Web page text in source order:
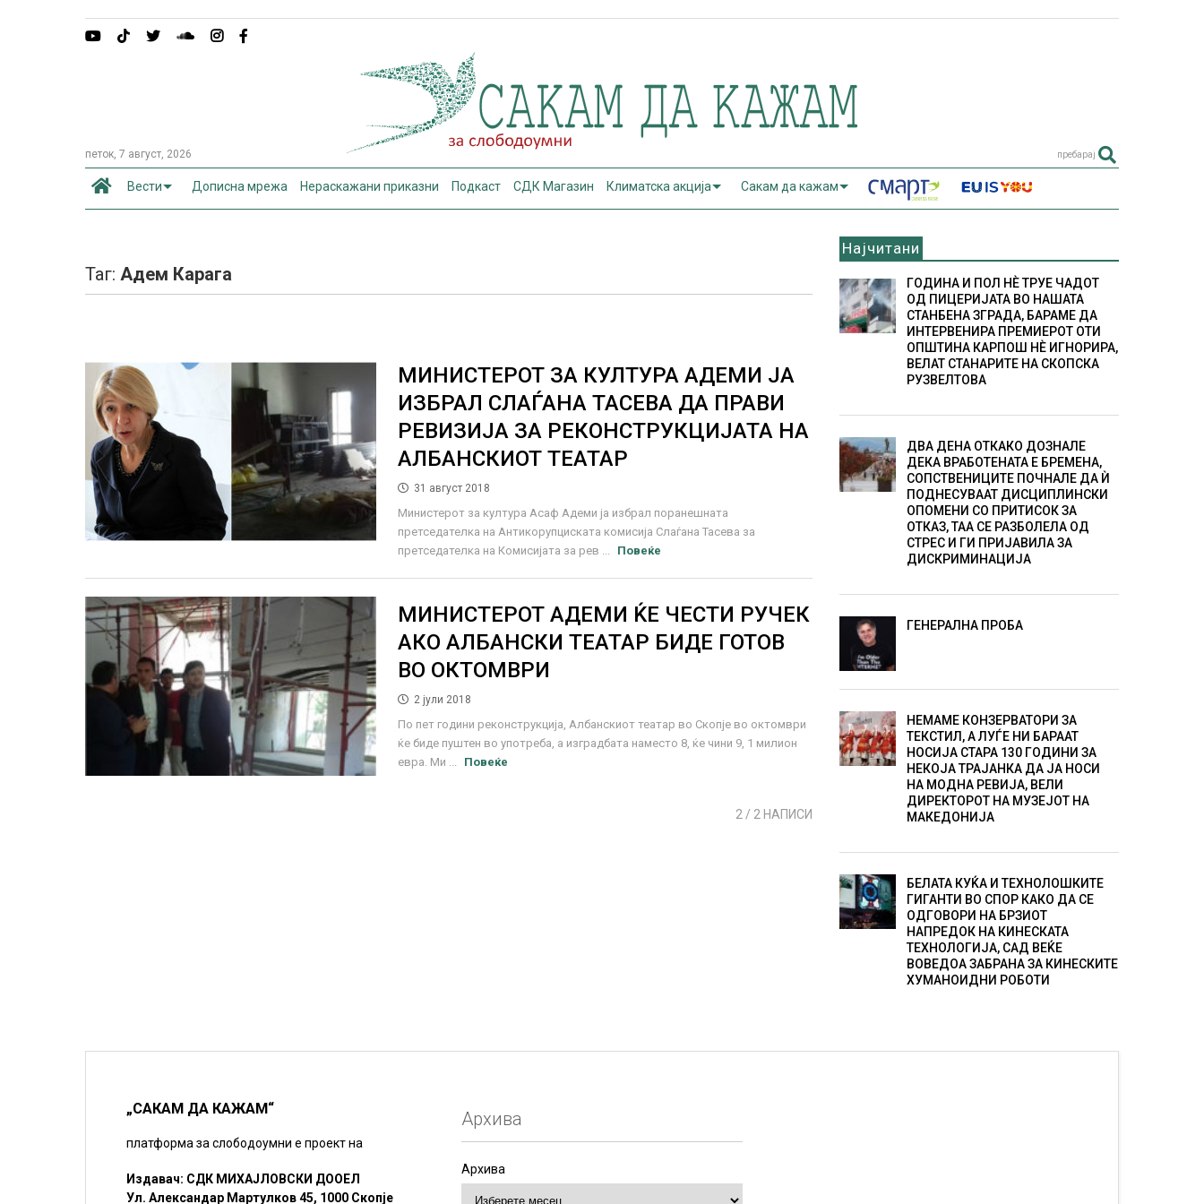
петок, 7 август, 2026 пребарај
Вести Дописна мрежа Нераскажани приказни Подкаст СДК Магазин Климатска акција Сакам да кажам
Таг:Адем Карага
МИНИСТЕРОТ ЗА КУЛТУРА АДЕМИ ЈА
ИЗБРАЛ СЛАЃАНА ТАСЕВА ДА ПРАВИ
РЕВИЗИЈА ЗА РЕКОНСТРУКЦИЈАТА НА
АЛБАНСКИОТ ТЕАТАР
31 август 2018
Министерот за култура Асаф Адеми ја избрал поранешната
претседателка на Антикорупциската комисија Слаѓана Тасева за
претседателка на Комисијата за рев ...
Повеќе
МИНИСТЕРОТ АДЕМИ ЌЕ ЧЕСТИ РУЧЕК
АКО АЛБАНСКИ ТЕАТАР БИДЕ ГОТОВ
ВО ОКТОМВРИ
2 јули 2018
По пет години реконструкција, Албанскиот театар во Скопје во октомври
ќе биде пуштен во употреба, а изградбата наместо 8, ќе чини 9, 1 милион
евра. Ми ...
Повеќе
2 / 2 НАПИСИ
Најчитани
ГОДИНА И ПОЛ НÈ ТРУЕ ЧАДОТ
ОД ПИЦЕРИЈАТА ВО НАШАТА
СТАНБЕНА ЗГРАДА, БАРАМЕ ДА
ИНТЕРВЕНИРА ПРЕМИЕРОТ ОТИ
ОПШТИНА КАРПОШ НÈ ИГНОРИРА,
ВЕЛАТ СТАНАРИТЕ НА СКОПСКА
РУЗВЕЛТОВА
ДВА ДЕНА ОТКАКО ДОЗНАЛЕ
ДЕКА ВРАБОТЕНАТА Е БРЕМЕНА,
СОПСТВЕНИЦИТЕ ПОЧНАЛЕ ДА Ѝ
ПОДНЕСУВААТ ДИСЦИПЛИНСКИ
ОПОМЕНИ СО ПРИТИСОК ЗА
ОТКАЗ, ТАА СЕ РАЗБОЛЕЛА ОД
СТРЕС И ГИ ПРИЈАВИЛА ЗА
ДИСКРИМИНАЦИЈА
ГЕНЕРАЛНА ПРОБА
НЕМАМЕ КОНЗЕРВАТОРИ ЗА
ТЕКСТИЛ, А ЛУЃЕ НИ БАРААТ
НОСИЈА СТАРА 130 ГОДИНИ ЗА
НЕКОЈА ТРАЈАНКА ДА ЈА НОСИ
НА МОДНА РЕВИЈА, ВЕЛИ
ДИРЕКТОРОТ НА МУЗЕЈОТ НА
МАКЕДОНИЈА
БЕЛАТА КУЌА И ТЕХНОЛОШКИТЕ
ГИГАНТИ ВО СПОР КАКО ДА СЕ
ОДГОВОРИ НА БРЗИОТ
НАПРЕДОК НА КИНЕСКАТА
ТЕХНОЛОГИЈА, САД ВЕЌЕ
ВОВЕДОА ЗАБРАНА ЗА КИНЕСКИТЕ
ХУМАНОИДНИ РОБОТИ
„САКАМ ДА КАЖАМ“
платформа за слободоумни е проект на
Издавач: СДК МИХАЈЛОВСКИ ДООЕЛ
Ул. Александар Мартулков 45, 1000 Скопје
Архива
Архива